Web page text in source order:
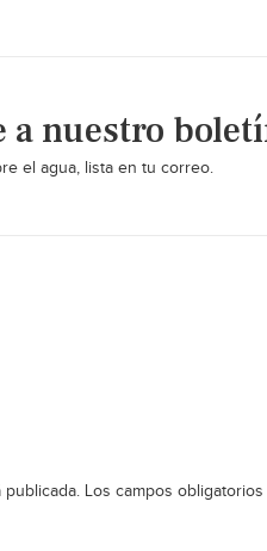
a nuestro
el agua, lista en tu correo.
Los campos